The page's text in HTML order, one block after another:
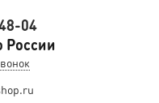
04